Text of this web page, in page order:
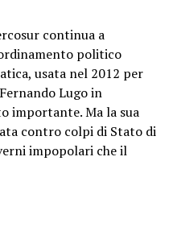
continua a
politico
usata nel 2012 per
Lugo in
importante. Ma la sua
contro colpi di Stato di
impopolari che il